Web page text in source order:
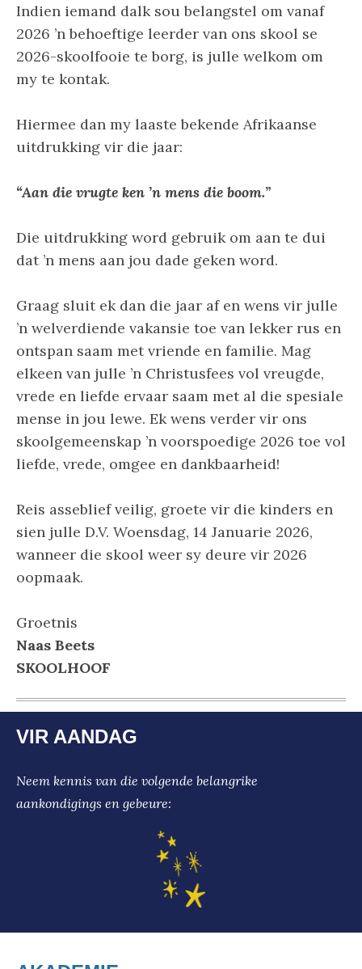
Indien iemand dalk sou belangstel om vanaf
2026 ’n behoeftige leerder van ons skool se
2026-skoolfooie te borg, is julle welkom om
my te kontak.
Hiermee dan my laaste bekende Afrikaanse
uitdrukking vir die jaar:
“Aan die vrugte ken ’n mens die boom.”
Die uitdrukking word gebruik om aan te dui
dat ’n mens aan jou dade geken word.
Graag sluit ek dan die jaar af en wens vir julle
’n welverdiende vakansie toe van lekker rus en
ontspan saam met vriende en familie. Mag
elkeen van julle ’n Christusfees vol vreugde,
vrede en liefde ervaar saam met al die spesiale
mense in jou lewe. Ek wens verder vir ons
skoolgemeenskap ’n voorspoedige 2026 toe vol
liefde, vrede, omgee en dankbaarheid!
Reis asseblief veilig, groete vir die kinders en
sien julle D.V. Woensdag, 14 Januarie 2026,
wanneer die skool weer sy deure vir 2026
oopmaak.
Groetnis
Naas Beets
SKOOLHOOF
VIR AANDAG
Neem kennis van die volgende belangrike
aankondigings en gebeure: